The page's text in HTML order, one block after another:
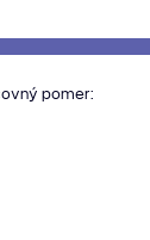
pomer: